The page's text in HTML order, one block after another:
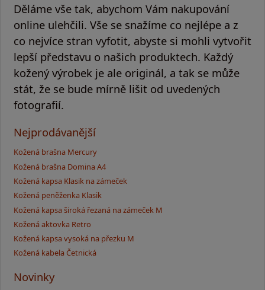
Děláme vše tak, abychom Vám nakupování
online ulehčili. Vše se snažíme co nejlépe a z
co nejvíce stran vyfotit, abyste si mohli vytvořit
lepší představu o našich produktech. Každý
kožený výrobek je ale originál, a tak se může
stát, že se bude mírně lišit od uvedených
fotografií.
Nejprodávanější
Kožená brašna Mercury
Kožená brašna Domina A4
Kožená kapsa Klasik na zámeček
Kožená peněženka Klasik
Kožená kapsa široká řezaná na zámeček M
Kožená aktovka Retro
Kožená kapsa vysoká na přezku M
Kožená kabela Četnická
Novinky